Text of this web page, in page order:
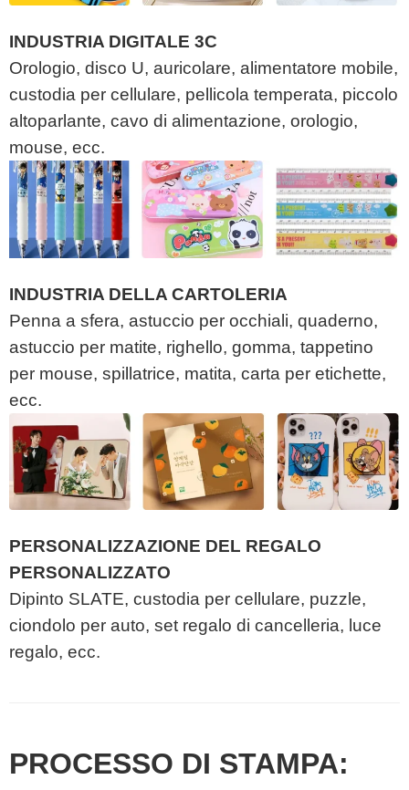
INDUSTRIA DIGITALE 3C
Orologio, disco U, auricolare, alimentatore mobile,
custodia per cellulare, pellicola temperata, piccolo
altoparlante, cavo di alimentazione, orologio,
mouse, ecc.
INDUSTRIA DELLA CARTOLERIA
Penna a sfera, astuccio per occhiali, quaderno,
astuccio per matite, righello, gomma, tappetino
per mouse, spillatrice, matita, carta per etichette,
ecc.
PERSONALIZZAZIONE DEL REGALO
PERSONALIZZATO
Dipinto SLATE, custodia per cellulare, puzzle,
ciondolo per auto, set regalo di cancelleria, luce
regalo, ecc.
PROCESSO DI STAMPA: